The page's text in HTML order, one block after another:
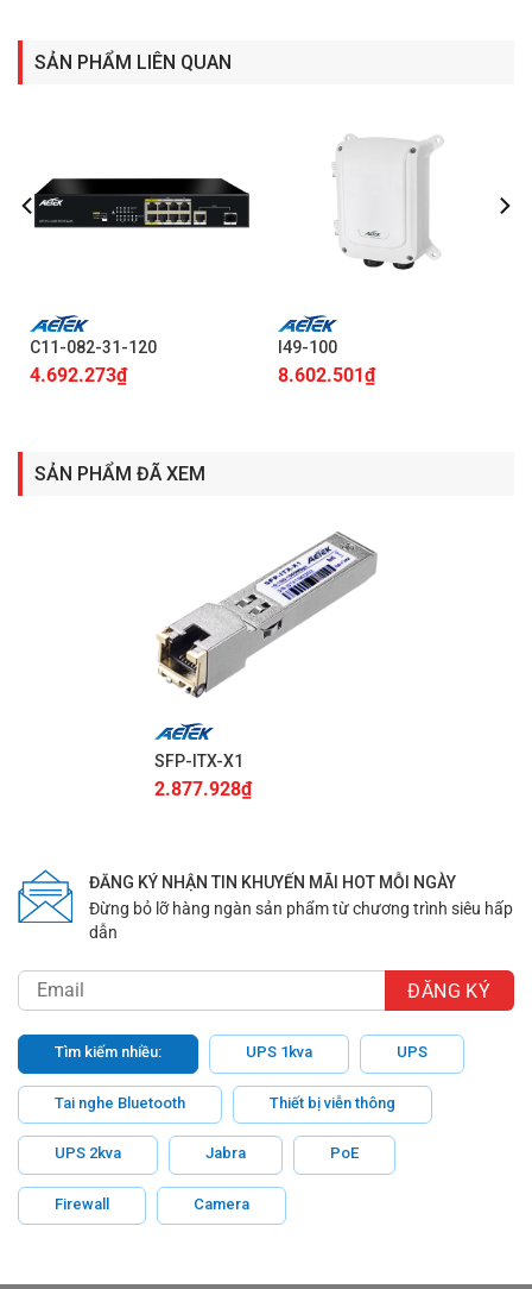
SẢN PHẨM LIÊN QUAN
C11-082-31-120
4.692.273₫
I49-100
8.602.501₫
SẢN PHẨM ĐÃ XEM
SFP-ITX-X1
2.877.928₫
ĐĂNG KÝ NHẬN TIN KHUYẾN MÃI HOT MỖI NGÀY
Đừng bỏ lỡ hàng ngàn sản phẩm từ chương trình siêu hấp
dẫn
Tìm kiếm nhiều: UPS 1kva UPS
Tai nghe Bluetooth Thiết bị viễn thông
UPS 2kva Jabra PoE
Firewall Camera